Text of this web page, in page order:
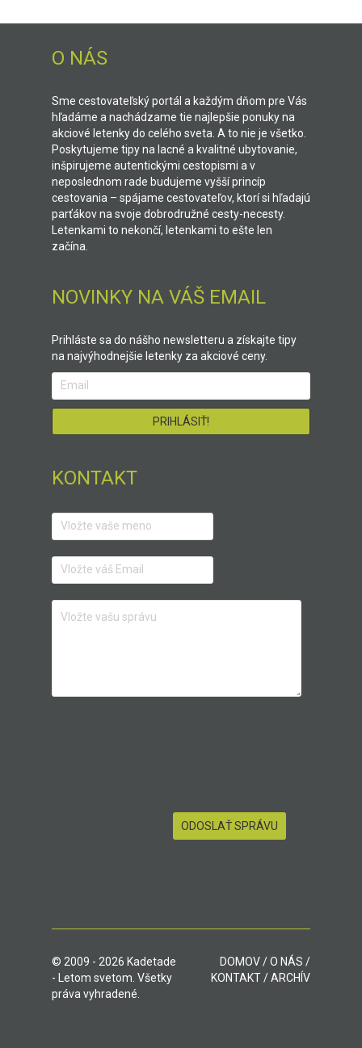
O NÁS
Sme cestovateľský portál a každým dňom pre Vás
hľadáme a nachádzame tie najlepšie ponuky na
akciové letenky do celého sveta. A to nie je všetko.
Poskytujeme tipy na lacné a kvalitné ubytovanie,
inšpirujeme autentickými cestopismi a v
neposlednom rade budujeme vyšší princíp
cestovania – spájame cestovateľov, ktorí si hľadajú
parťákov na svoje dobrodružné cesty-necesty.
Letenkami to nekončí, letenkami to ešte len
začína.
NOVINKY NA VÁŠ EMAIL
Prihláste sa do nášho newsletteru a získajte tipy
na najvýhodnejšie letenky za akciové ceny.
KONTAKT
© 2009 - 2026 Kadetade
- Letom svetom. Všetky
práva vyhradené.
DOMOV/O NÁS /
KONTAKT/ARCHÍV